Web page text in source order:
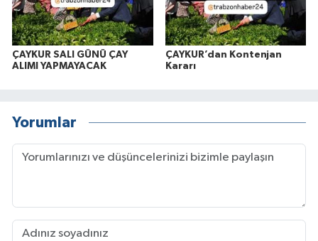
ÇAYKUR SALI GÜNÜ ÇAY
ALIMI YAPMAYACAK
ÇAYKUR’dan Kontenjan
Kararı
Yorumlar